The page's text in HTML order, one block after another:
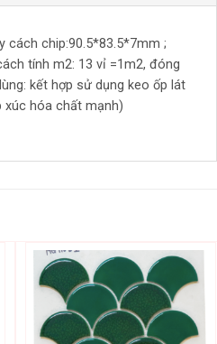
cách chip:90.5*83.5*7mm ;
tính m2: 13 vỉ =1m2, đóng
kết hợp sử dụng keo ốp lát
xúc hóa chất mạnh)